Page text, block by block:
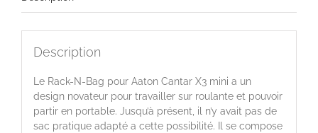
Description
Le Rack-N-Bag pour Aaton Cantar X3 mini a un
design novateur pour travailler sur roulante et pouvoir
partir en portable. Jusqu’à présent, il n’y avait pas de
sac pratique adapté a cette possibilité. Il se compose